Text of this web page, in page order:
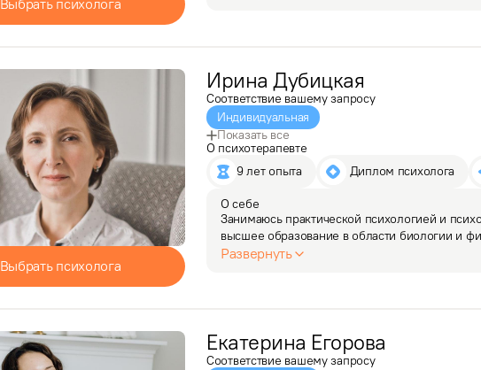
Выбрать психолога
Выбрать психолога
Ирина Дубицкая
Соответствие вашему запросу
Индивидуальная
Показать все
О психотерапевте
9 лет опыта
Диплом психолога
О себе
Занимаюсь практической психологией и
высшее образование в области биологии и
для изучения психологии и особенностей
Развернуть
Екатерина Егорова
Соответствие вашему запросу